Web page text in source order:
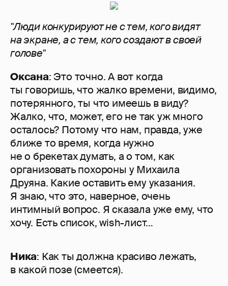
"Люди конкурируют не с тем, кого видят
на экране, а с тем, кого создают в своей
голове"
Оксана: Это точно. А вот когда
ты говоришь, что жалко времени, видимо,
потерянного, ты что имеешь в виду?
Жалко, что, может, его не так уж много
осталось? Потому что нам, правда, уже
ближе то время, когда нужно
не о брекетах думать, а о том, как
организовать похороны у Михаила
Друяна. Какие оставить ему указания.
Я знаю, что это, наверное, очень
интимный вопрос. Я сказала уже ему, что
хочу. Есть список, wish-лист…
Ника: Как ты должна красиво лежать,
в какой позе (смеется).